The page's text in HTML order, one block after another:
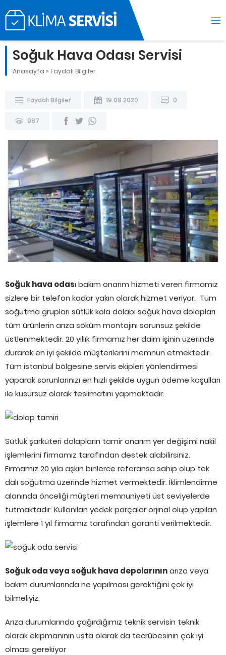
Soğuk Hava Odası Servisi
Anasayfa » Faydalı Bilgiler
Faydalı Bilgiler 19.08.2020 0
987
Soğuk hava odası bakım onarım hizmeti veren firmamız
sizlere bir telefon kadar yakın olarak hizmet veriyor. Tüm
soğutma grupları sütlük kola dolabı soğuk hava dolapları
tüm ürünlerin arıza söküm montajını sorunsuz şekilde
üstlenmektedir. 20 yıllık firmamız her daim işinin üzerinde
durarak en iyi şekilde müşterilerini memnun etmektedir.
Tüm istanbul bölgesine servis ekipleri yönlendirmesi
yaparak sorunlarınızı en hızlı şekilde uygun ödeme koşulları
ile kusursuz olarak teslimatını yapmaktadır.
Sütlük şarküteri dolapların tamir onarım yer değişimi nakil
işlemlerini firmamız tarafından destek alabilirsiniz.
Firmamız 20 yıla aşkın binlerce referansa sahip olup tek
dalı soğutma üzerinde hizmet vermektedir. İklimlendirme
alanında önceliği müşteri memnuniyeti üst seviyelerde
tutmaktadır. Kullanılan yedek parçalar orjinal olup yapılan
işlemlere 1 yıl firmamız tarafından garanti verilmektedir.
Soğuk oda veya soğuk hava depolarınınarıza veya
bakım durumlarında ne yapılması gerektiğini çok iyi
bilmeliyiz.
Arıza durumlarında çağırdığımız teknik servisin teknik
olarak ekipmanının usta olarak da tecrübesinin çok iyi
olması gerekiyor